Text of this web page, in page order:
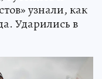
узнали, как
Ударились в